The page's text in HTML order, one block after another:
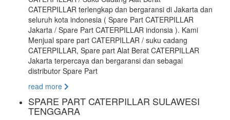
CATERPILLAR terlengkap dan bergaransi di Jakarta dan
seluruh kota indonesia ( Spare Part CATERPILLAR
Jakarta / Spare Part CATERPILLAR indonsia ). Kami
Menjual spare part CATERPILLAR / suku cadang
CATERPILLAR, Spare part Alat Berat CATERPILLAR
Jakarta terpercaya dan bergaransi dan sebagai
distributor Spare Part
read more
SPARE PART CATERPILLAR SULAWESI
TENGGARA